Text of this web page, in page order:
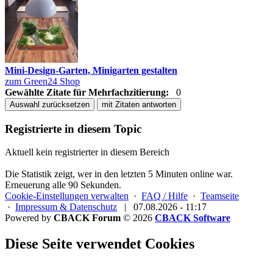
Mini-Design-Garten, Minigarten gestalten
zum Green24 Shop
Gewählte Zitate für Mehrfachzitierung:
0
Auswahl zurücksetzen mit Zitaten antworten
Registrierte in diesem Topic
Aktuell kein registrierter in diesem Bereich
Die Statistik zeigt, wer in den letzten 5 Minuten online war.
Erneuerung alle 90 Sekunden.
Cookie-Einstellungen verwalten · FAQ / Hilfe · Teamseite
· Impressum & Datenschutz
07.08.2026 - 11:17
Powered by CBACK Forum © 2026 CBACK Software
Diese Seite verwendet Cookies